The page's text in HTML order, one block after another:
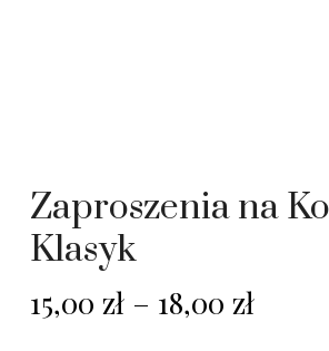
Zaproszenia na
Klasyk
15,00 zł – 18,00 zł